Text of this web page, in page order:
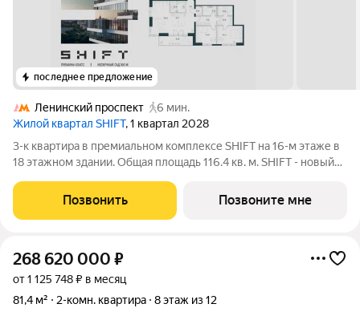
последнее предложение
Ленинский проспект
6 мин.
Жилой квартал SHIFT, 1 квартал 2028
3-к квартира в премиальном комплексе SHIFT на 16-м этаже в
18 этажном здании. Общая площадь 116.4 кв. м. SHIFT - новый
районе, в 300 м от Нескучного сада. Главная особенность
проекта - 5 башен, в
Позвонить Позвоните мне
268 620 000 ₽
от 1 125 748 ₽ в месяц
81,4 м²
2-комн. квартира 8 этаж из 12